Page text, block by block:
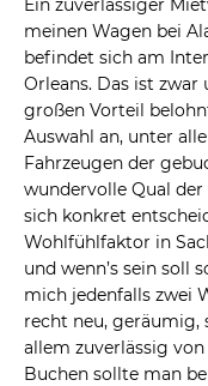
Ein zuverlässiger
meinen Wagen bei
befindet sich am
Orleans. Das ist
großen Vorteil
Auswahl an, unter
Fahrzeugen der
wundervolle Qual
sich konkret
Wohlfühlfaktor in
und wenn’s sein soll
mich jedenfalls zwei
recht neu, geräumig,
allem zuverlässig
Buchen sollte man